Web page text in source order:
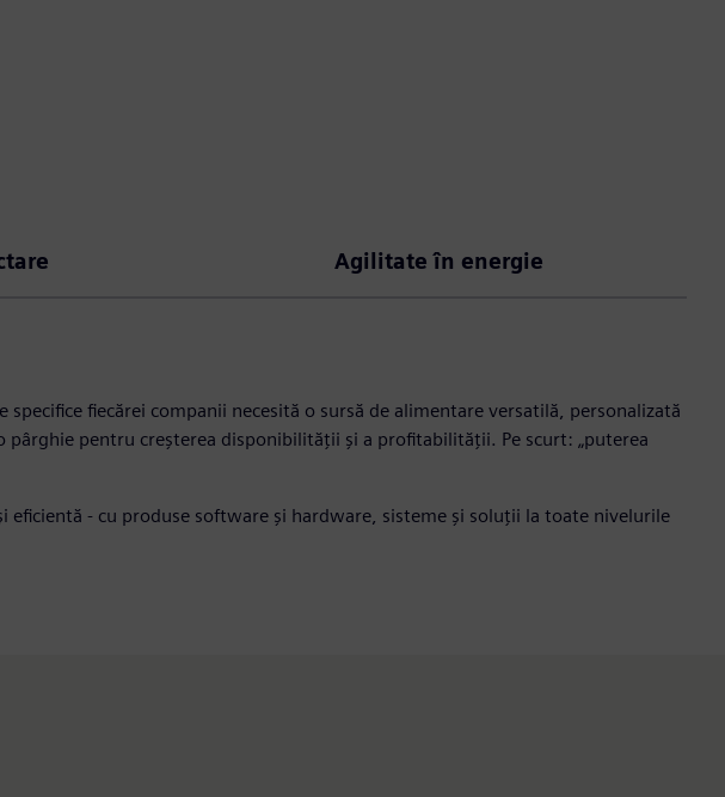
Agilitate în energie
fiecărei companii necesită o sursă de alimentare versatilă, personalizată
pentru creșterea disponibilității și a profitabilității. Pe scurt: „puterea
- cu produse software și hardware, sisteme și soluții la toate nivelurile